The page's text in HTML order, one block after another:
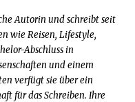
Autorin und schreibt seit
wie Reisen, Lifestyle,
Abschluss in
und einem
verfügt sie über ein
für das Schreiben. Ihre